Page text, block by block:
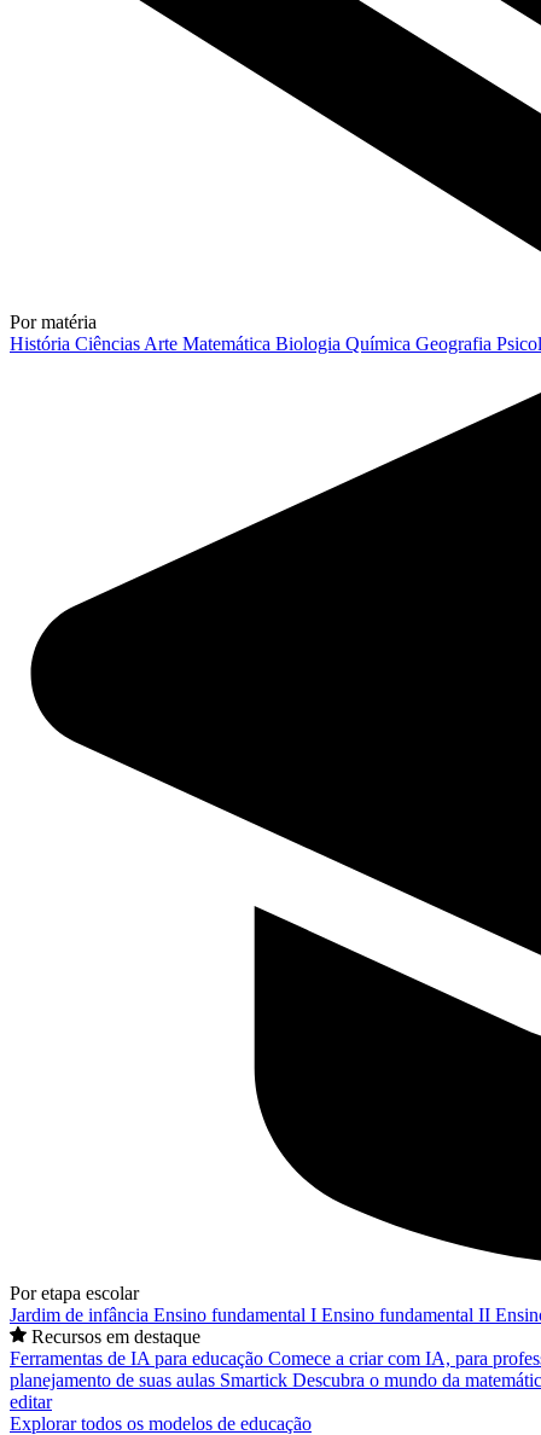
Por matéria
História Ciências Arte Matemática Biologia Química Geografia
Por etapa escolar
Jardim de infância Ensino fundamental I Ensino fundamental II
Recursos em destaque
Ferramentas de IA para educação Comece a criar com IA, para
planejamento de suas aulas Smartick Descubra o mundo da
editar
Explorar todos os modelos de educação